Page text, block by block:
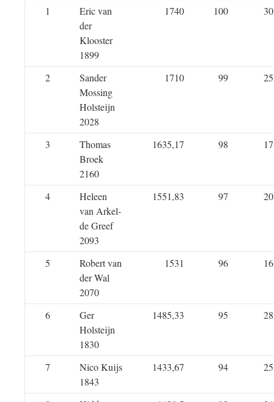
1
Eric van
der
Klooster
1899
1740 100 30
2
Sander
Mossing
Holsteijn
2028
1710 99 25
3
Thomas
Broek
2160
1635,17 98 17
4
Heleen
van Arkel-
de Greef
2093
1551,83 97 20
5
Robert van
der Wal
2070
1531 96 16
6
Ger
Holsteijn
1830
1485,33 95 28
7
Nico Kuijs
1843
1433,67 94 25